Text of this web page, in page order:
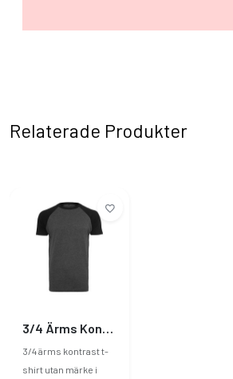
Relaterade Produkter
3/4 Ärms Kontrast T-shirt Herr utan Märke
3/4 ärms kontrast t-
shirt utan märke i